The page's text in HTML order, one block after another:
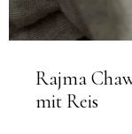
Rajma
mit Reis